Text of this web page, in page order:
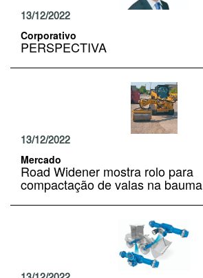
13/12/2022
Corporativo
PERSPECTIVA
13/12/2022
Mercado
Road Widener mostra rolo para
compactação de valas na bauma